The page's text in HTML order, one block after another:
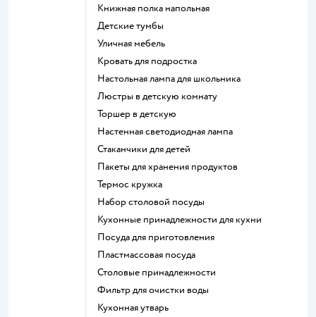
Книжная полка напольная
Детские тумбы
Уличная мебель
Кровать для подростка
Настольная лампа для школьника
Люстры в детскую комнату
Торшер в детскую
Настенная светодиодная лампа
Стаканчики для детей
Пакеты для хранения продуктов
Термос кружка
Набор столовой посуды
Кухонные принадлежности для кухни
Посуда для приготовления
Пластмассовая посуда
Столовые принадлежности
Фильтр для очистки воды
Кухонная утварь